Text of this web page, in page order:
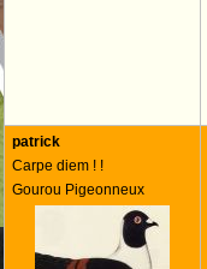
patrick
Carpe diem ! !
Gourou Pigeonneux